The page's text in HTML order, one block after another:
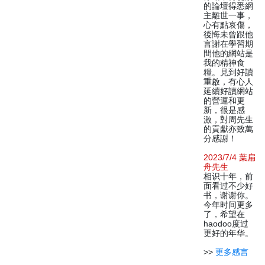
的論壇得悉網
主離世一事，
心有點哀傷，
後悔未曾跟他
言謝在學習期
間他的網站是
我的精神食
糧。見到好讀
重啟，有心人
延續好讀網站
的營運和更
新，很是感
激，對周先生
的貢獻亦致萬
分感謝！
2023/7/4 葉扁
舟先生
相识十年，前
面看过不少好
书，谢谢你。
今年时间更多
了，希望在
haodoo度过
更好的年华。
>> 更多感言